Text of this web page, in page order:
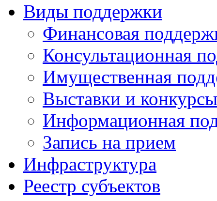
Виды поддержки
Финансовая
Консультационная
Имущественная
Выставки и конкурсы
Информационная
Запись на прием
Инфраструктура
Реестр субъектов